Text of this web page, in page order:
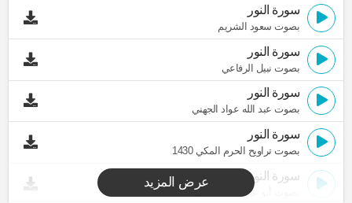
سورة النور
بصوت سعود الشريم
سورة النور
بصوت نبيل الرفاعي
سورة النور
بصوت عبد الله عواد الجهني
سورة النور
بصوت تراويح الحرم المكي 1430
سورة النور
بصوت أبو عبد الله المظفر
عرض المزيد